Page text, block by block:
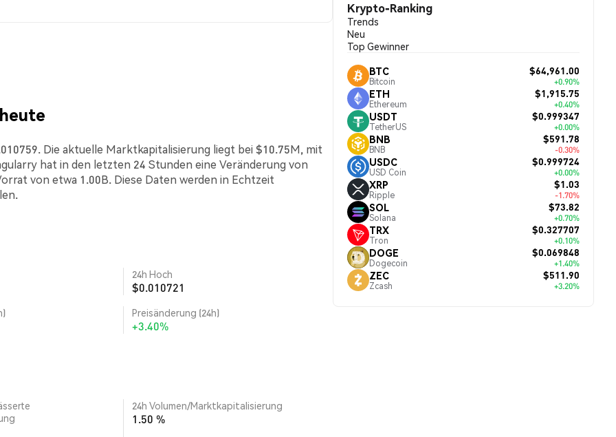
Die aktuelle Marktkapitalisierung liegt bei $10.75M, mit
hat in den letzten 24 Stunden eine Veränderung von
von etwa 1.00B. Diese Daten werden in Echtzeit
24h Hoch
$0.010721
Preisänderung (24h)
+3.40%
24h Volumen/Marktkapitalisierung
1.50 %
Krypto-Ranking
Trends
Neu
Top Gewinner
BTC
Bitcoin
$64,961.00
+0.90%
ETH
Ethereum
$1,915.75
+0.40%
USDT
TetherUS
$0.999347
+0.00%
BNB
BNB
$591.78
-0.30%
USDC
USD Coin
$0.999724
+0.00%
XRP
Ripple
$1.03
-1.70%
SOL
Solana
$73.82
+0.70%
TRX
Tron
$0.327707
+0.10%
DOGE
Dogecoin
$0.069848
+1.40%
ZEC
Zcash
$511.90
+3.20%